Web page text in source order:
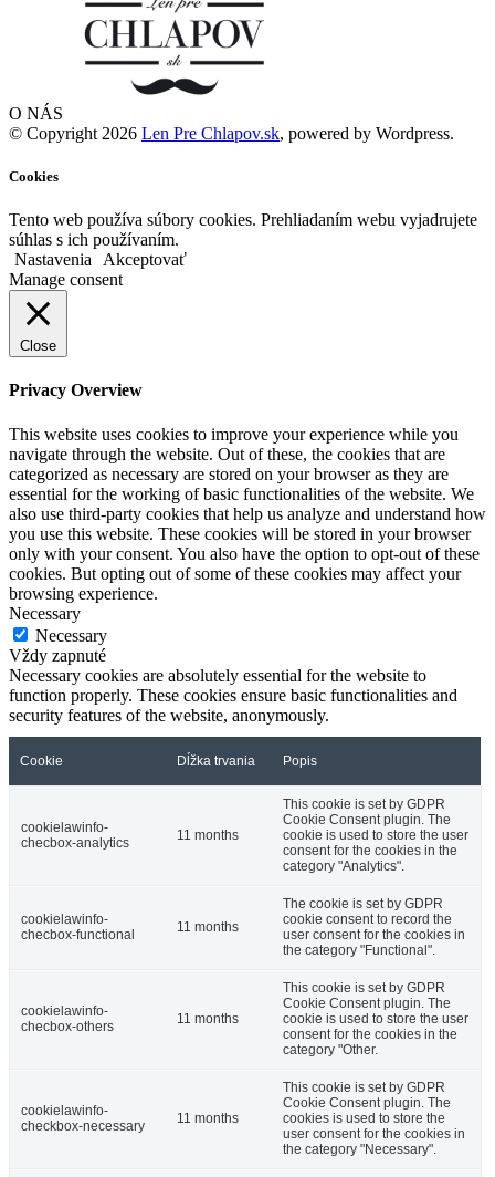
O NÁS
© Copyright 2026 Len Pre Chlapov.sk, powered by Wordpress.
Cookies
Tento web používa súbory cookies. Prehliadaním webu vyjadrujete
súhlas s ich používaním.
Nastavenia
Akceptovať
Manage consent
Close
Privacy Overview
This website uses cookies to improve your experience while you
navigate through the website. Out of these, the cookies that are
categorized as necessary are stored on your browser as they are
essential for the working of basic functionalities of the website. We
also use third-party cookies that help us analyze and understand how
you use this website. These cookies will be stored in your browser
only with your consent. You also have the option to opt-out of these
cookies. But opting out of some of these cookies may affect your
browsing experience.
Necessary
Necessary
Vždy zapnuté
Necessary cookies are absolutely essential for the website to
function properly. These cookies ensure basic functionalities and
security features of the website, anonymously.
Cookie Dĺžka trvania Popis
cookielawinfo-
checbox-analytics
11 months
This cookie is set by GDPR
Cookie Consent plugin. The
cookie is used to store the user
consent for the cookies in the
category "Analytics".
cookielawinfo-
checbox-functional
11 months
The cookie is set by GDPR
cookie consent to record the
user consent for the cookies in
the category "Functional".
cookielawinfo-
checbox-others
11 months
This cookie is set by GDPR
Cookie Consent plugin. The
cookie is used to store the user
consent for the cookies in the
category "Other.
cookielawinfo-
checkbox-necessary
11 months
This cookie is set by GDPR
Cookie Consent plugin. The
cookies is used to store the
user consent for the cookies in
the category "Necessary".